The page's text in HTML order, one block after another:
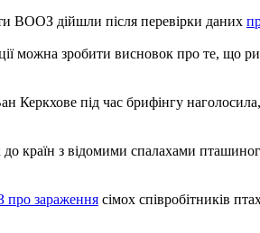
ВООЗ дійшли після перевірки даних
можна зробити висновок про те, що
під час брифінгу
країн з відомими спалахами
про зараження сімох співробітників